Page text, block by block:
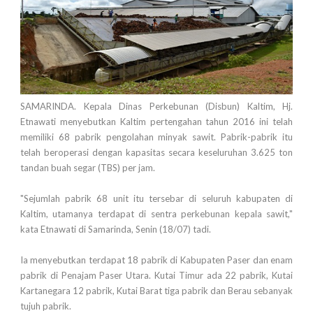
SAMARINDA. Kepala Dinas Perkebunan (Disbun) Kaltim, Hj.
Etnawati menyebutkan Kaltim pertengahan tahun 2016 ini telah
memiliki 68 pabrik pengolahan minyak sawit. Pabrik-pabrik itu
telah beroperasi dengan kapasitas secara keseluruhan 3.625 ton
tandan buah segar (TBS) per jam.
"Sejumlah pabrik 68 unit itu tersebar di seluruh kabupaten di
Kaltim, utamanya terdapat di sentra perkebunan kepala sawit,"
kata Etnawati di Samarinda, Senin (18/07) tadi.
Ia menyebutkan terdapat 18 pabrik di Kabupaten Paser dan enam
pabrik di Penajam Paser Utara. Kutai Timur ada 22 pabrik, Kutai
Kartanegara 12 pabrik, Kutai Barat tiga pabrik dan Berau sebanyak
tujuh pabrik.